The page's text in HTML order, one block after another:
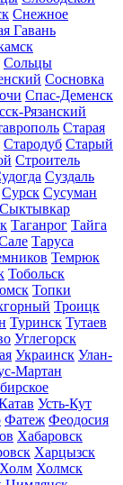
Снежное
Гавань
Сольцы
Сосновка
Спас-Деменск
Рязанский
Старая
Стародуб Старый
Строитель
Суздаль
Сурск Сусуман
Сыктывкар
Таганрог Тайга
Таруса
Темрюк
Тобольск
Топки
Троицк
Туринск Тутаев
Углегорск
Украинск Улан-
Мартан
Усть-Кут
Фатеж Феодосия
Хабаровск
Харцызск
Холм Холмск